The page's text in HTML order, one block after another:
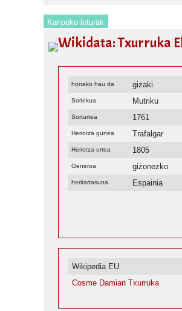
Kanpoko loturak
Wikidata: Txurruka
honako hau da gizaki
Sorlekua Mutriku
Sorturtea 1761
Heriotza gunea Trafalgar
Heriotza urtea 1805
Generoa gizonezko
heritartasuna Espainia
Wikipedia EU
Cosme Damian Txurruka